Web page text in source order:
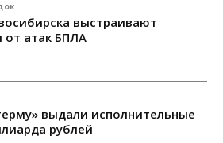
выстраивают
атак БПЛА
выдали исполнительные
рублей